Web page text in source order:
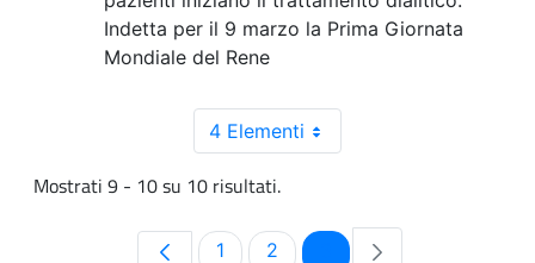
Indetta per il 9 marzo la Prima Giornata
Mondiale del Rene
4 Elementi
Mostrati 9 - 10 su 10 risultati.
Pagina
1 Pagina
2 Pagina